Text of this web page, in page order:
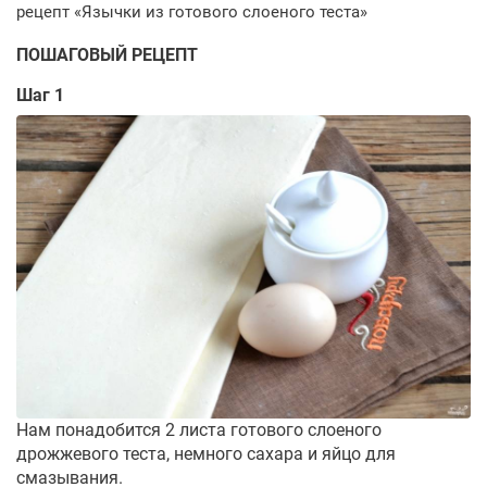
ПОШАГОВЫЙ РЕЦЕПТ
Шаг 1
Нам понадобится 2 листа готового слоеного
дрожжевого теста, немного сахара и яйцо для
смазывания.